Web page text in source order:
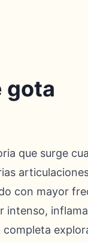
gota
que surge
con mayor
intenso,